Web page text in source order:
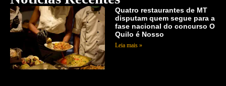
Quatro restaurantes de MT
disputam quem segue para a
fase nacional do concurso O
Quilo é Nosso
Leia mais »